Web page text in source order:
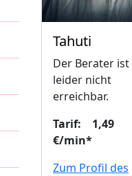
Tahuti
Der Berater ist
leider nicht
erreichbar.
Tarif: 1,49
€/min*
Zum Profil des